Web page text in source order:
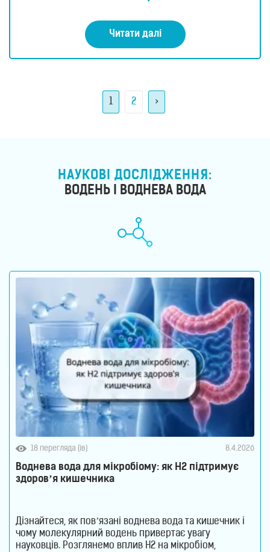
Читати далі
1 2 >
НАУКОВІ ДОСЛІДЖЕННЯ:
ВОДЕНЬ І ВОДНЕВА ВОДА
18 перегляда (ів) 8.4.2026
Воднева вода для мікробіому: як H2 підтримує
здоров’я кишечника
Дізнайтеся, як пов’язані воднева вода та кишечник і
чому молекулярний водень привертає увагу
науковців. Розглянемо вплив H2 на мікробіом,